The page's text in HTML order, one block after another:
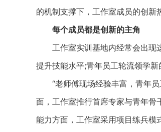
的机制支撑下，工作室成员的创新
每个成员都是创新的主角
工作室实训基地内经常会出现这
提升技能水平;青年员工轮流领学
“老师傅现场经验丰富，青年员
面，工作室推行首席专家与青年骨
能力方面，工作室采用项目练兵模